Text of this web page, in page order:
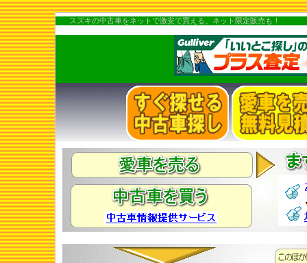
スズキの中古車をネットで激安で買える。ネット限定販売も！